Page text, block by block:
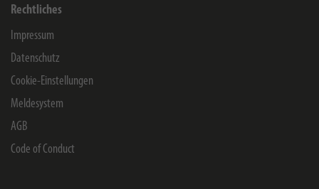
Rechtliches
Impressum
Datenschutz
Cookie-Einstellungen
Meldesystem
AGB
Code of Conduct